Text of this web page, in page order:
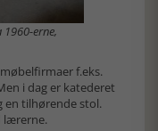
erne,
f.eks.
i dag er katederet
en tilhørende stol.
lærerne.